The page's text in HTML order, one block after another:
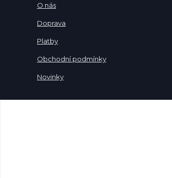
O nás
Doprava
Platby
Obchodní podmínky
Novinky